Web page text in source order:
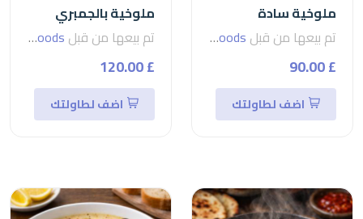
ملوخية سادة
تم بيعها من قبل seven foods
£ 90.00
اضف لطاولتك
ملوخية بالجمبري
تم بيعها من قبل seven foods
£ 120.00
اضف لطاولتك